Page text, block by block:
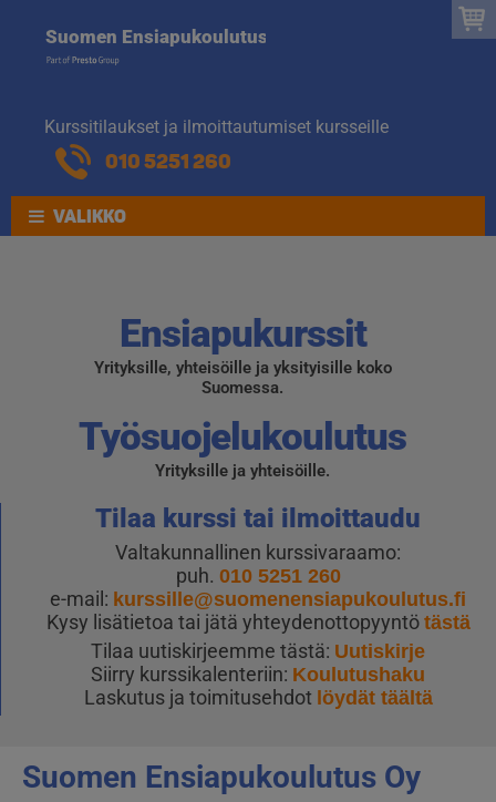
navigointiin
sisältöön
Suomen EnsiapukoulutusSuomen
Kurssitilaukset ja ilmoittautumiset kursseille
010 5251 260
VALIKKO
Ensiapukurssit
Yrityksille, yhteisöille ja yksityisille koko
Suomessa.
Työsuojelukoulutus
Yrityksille ja yhteisöille.
Tilaa kurssi tai ilmoittaudu
Valtakunnallinen kurssivaraamo:
puh. 010 5251 260
e-mail: kurssille@suomenensiapukoulutus.fi
Kysy lisätietoa tai jätä yhteydenottopyyntö tästä
Tilaa uutiskirjeemme tästä: Uutiskirje
Siirry kurssikalenteriin: Koulutushaku
Laskutus ja toimitusehdot löydät täältä
Suomen Ensiapukoulutus Oy